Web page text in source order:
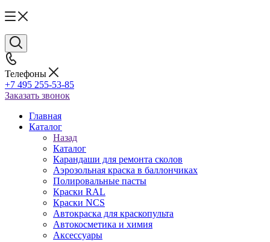
Телефоны
+7 495 255-53-85
Заказать звонок
Главная
Каталог
Назад
Каталог
Карандаши для ремонта сколов
Аэрозольная краска в баллончиках
Полировальные пасты
Краски RAL
Краски NCS
Автокраска для краскопульта
Автокосметика и химия
Аксессуары